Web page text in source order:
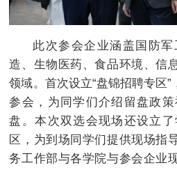
此次参会企业涵盖国防
造、生物医药、食品环境、信
领域。首次设立“盘锦招聘专区
参会，为同学们介绍留盘政
盘。本次双选会现场还设立
区，为到场同学们提供现场指
务工作部与各学院与参会企业